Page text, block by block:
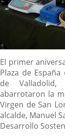
Descripción
El primer
Plaza de
de Valladolid,
abarrotaron la
Virgen de San
alcalde, Manuel
Desarrollo